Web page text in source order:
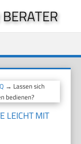
→ Lassen sich
bedienen?
LEICHT MIT